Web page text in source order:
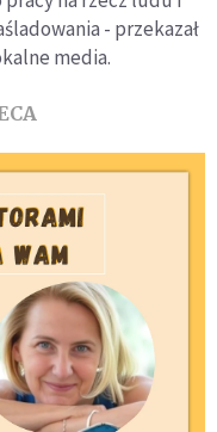
- przekazał
media.